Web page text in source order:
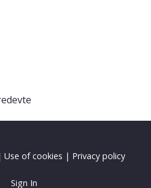
Use of cookies | Privacy policy
Sign In